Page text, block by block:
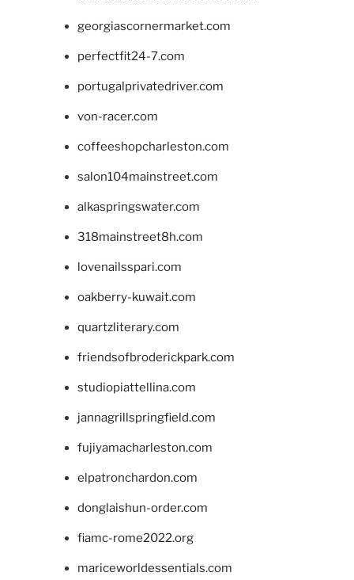
georgiascornermarket.com
perfectfit24-7.com
portugalprivatedriver.com
von-racer.com
coffeeshopcharleston.com
salon104mainstreet.com
alkaspringswater.com
318mainstreet8h.com
lovenailsspari.com
oakberry-kuwait.com
quartzliterary.com
friendsofbroderickpark.com
studiopiattellina.com
jannagrillspringfield.com
fujiyamacharleston.com
elpatronchardon.com
donglaishun-order.com
fiamc-rome2022.org
mariceworldessentials.com